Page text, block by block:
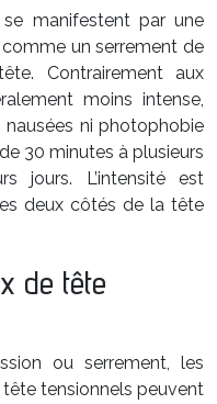
manifestent par une
un serrement de
Contrairement aux
moins intense,
ni photophobie
30 minutes à plusieurs
jours. L’intensité est
deux côtés de la tête
de tête
ou serrement, les
tensionnels peuvent